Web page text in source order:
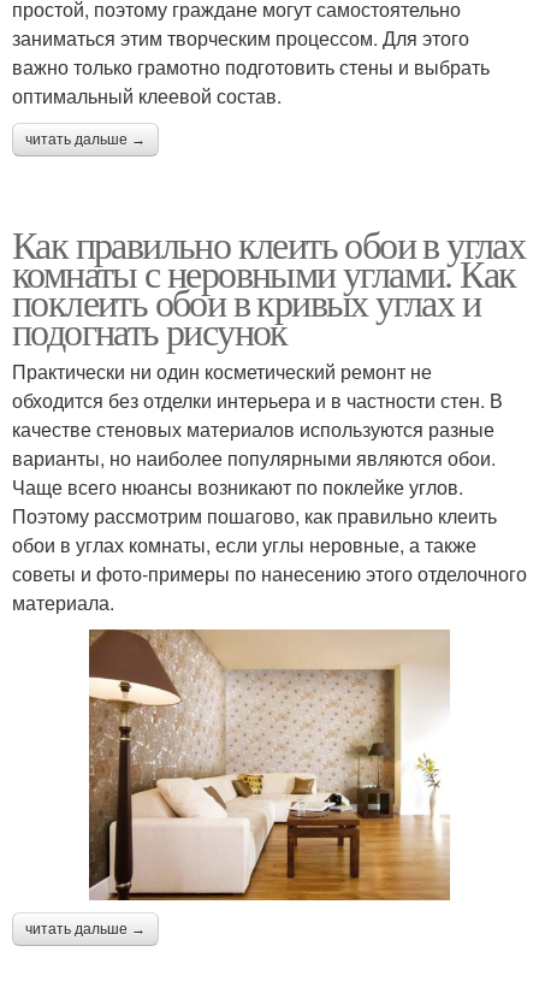
простой, поэтому граждане могут самостоятельно
заниматься этим творческим процессом. Для этого
важно только грамотно подготовить стены и выбрать
оптимальный клеевой состав.
читать дальше →
Как правильно клеить обои в углах
комнаты с неровными углами. Как
поклеить обои в кривых углах и
подогнать рисунок
Практически ни один косметический ремонт не
обходится без отделки интерьера и в частности стен. В
качестве стеновых материалов используются разные
варианты, но наиболее популярными являются обои.
Чаще всего нюансы возникают по поклейке углов.
Поэтому рассмотрим пошагово, как правильно клеить
обои в углах комнаты, если углы неровные, а также
советы и фото-примеры по нанесению этого отделочного
материала.
читать дальше →